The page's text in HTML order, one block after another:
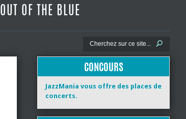
OUT OF THE BLUE
CONCOURS
JazzMania vous offre des places de
concerts.